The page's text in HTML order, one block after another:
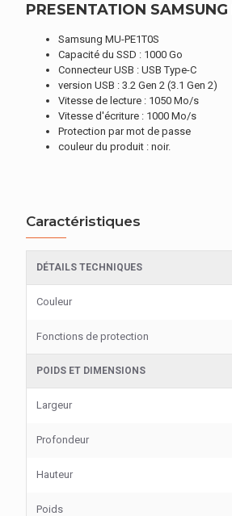
PRESENTATION
Samsung MU-PE1T0S
Capacité du SSD : 1000 Go
Connecteur USB : USB Type-C
version USB : 3.2 Gen 2 (3.1 Gen 2)
Vitesse de lecture : 1050 Mo/s
Vitesse d'écriture : 1000 Mo/s
Protection par mot de passe
couleur du produit : noir.
Caractéristiques
DÉTAILS TECHNIQUES
Couleur
Fonctions de protection
POIDS ET DIMENSIONS
Largeur
Profondeur
Hauteur
Poids